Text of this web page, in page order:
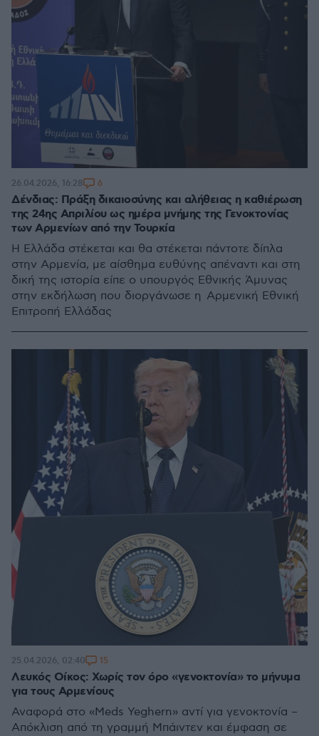
Δένδιας: Πράξη δικαιοσύνης και αλήθειας η καθιέρωση
της 24ης Απριλίου ως ημέρα μνήμης της Γενοκτονίας
των Αρμενίων από την Τουρκία
Η Ελλάδα στέκεται και θα στέκεται πάντοτε δίπλα
στην Αρμενία, με αίσθημα ευθύνης απέναντι και στη
δική της ιστορία είπε ο υπουργός Εθνικής Άμυνας
στην εκδήλωση που διοργάνωσε η Αρμενική Εθνική
Επιτροπή Ελλάδας
26.04.2026, 16:28 6
Λευκός Οίκος: Χωρίς τον όρο «γενοκτονία» το μήνυμα
για τους Αρμενίους
Αναφορά στο «Meds Yeghern» αντί για γενοκτονία –
Απόκλιση από τη γραμμή Μπάιντεν και έμφαση σε
25.04.2026, 02:40 15